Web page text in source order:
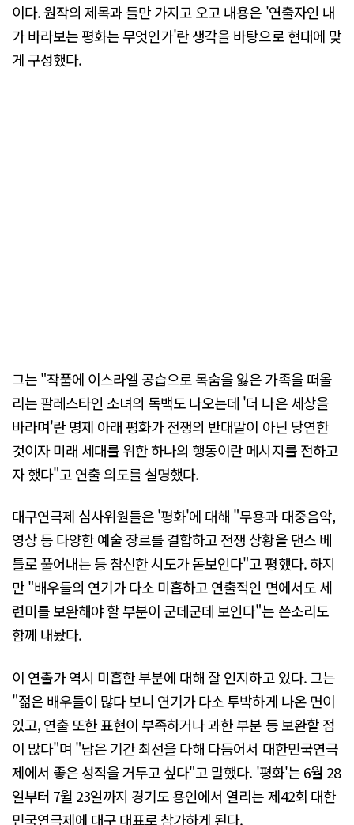
이다. 원작의 제목과 틀만 가지고 오고 내용은 '연출자인 내
가 바라보는 평화는 무엇인가'란 생각을 바탕으로 현대에 맞
게 구성했다.
그는 "작품에 이스라엘 공습으로 목숨을 잃은 가족을 떠올
리는 팔레스타인 소녀의 독백도 나오는데 '더 나은 세상을
바라며'란 명제 아래 평화가 전쟁의 반대말이 아닌 당연한
것이자 미래 세대를 위한 하나의 행동이란 메시지를 전하고
자 했다"고 연출 의도를 설명했다.
대구연극제 심사위원들은 '평화'에 대해 "무용과 대중음악,
영상 등 다양한 예술 장르를 결합하고 전쟁 상황을 댄스 베
틀로 풀어내는 등 참신한 시도가 돋보인다"고 평했다. 하지
만 "배우들의 연기가 다소 미흡하고 연출적인 면에서도 세
련미를 보완해야 할 부분이 군데군데 보인다"는 쓴소리도
함께 내놨다.
이 연출가 역시 미흡한 부분에 대해 잘 인지하고 있다. 그는
"젊은 배우들이 많다 보니 연기가 다소 투박하게 나온 면이
있고, 연출 또한 표현이 부족하거나 과한 부분 등 보완할 점
이 많다"며 "남은 기간 최선을 다해 다듬어서 대한민국연극
제에서 좋은 성적을 거두고 싶다"고 말했다. '평화'는 6월 28
일부터 7월 23일까지 경기도 용인에서 열리는 제42회 대한
민국연극제에 대구 대표로 참가하게 된다.